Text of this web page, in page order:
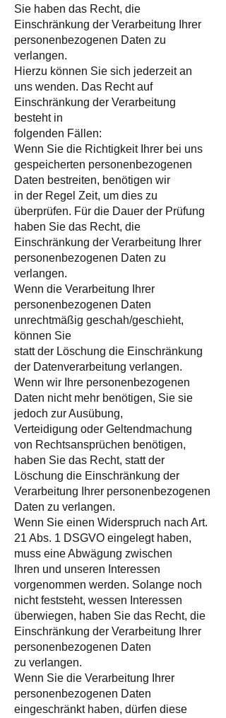
Sie haben das Recht, die
Einschränkung der Verarbeitung Ihrer
personenbezogenen Daten zu
verlangen.
Hierzu können Sie sich jederzeit an
uns wenden. Das Recht auf
Einschränkung der Verarbeitung
besteht in
folgenden Fällen:
Wenn Sie die Richtigkeit Ihrer bei uns
gespeicherten personenbezogenen
Daten bestreiten, benötigen wir
in der Regel Zeit, um dies zu
überprüfen. Für die Dauer der Prüfung
haben Sie das Recht, die
Einschränkung der Verarbeitung Ihrer
personenbezogenen Daten zu
verlangen.
Wenn die Verarbeitung Ihrer
personenbezogenen Daten
unrechtmäßig geschah/geschieht,
können Sie
statt der Löschung die Einschränkung
der Datenverarbeitung verlangen.
Wenn wir Ihre personenbezogenen
Daten nicht mehr benötigen, Sie sie
jedoch zur Ausübung,
Verteidigung oder Geltendmachung
von Rechtsansprüchen benötigen,
haben Sie das Recht, statt der
Löschung die Einschränkung der
Verarbeitung Ihrer personenbezogenen
Daten zu verlangen.
Wenn Sie einen Widerspruch nach Art.
21 Abs. 1 DSGVO eingelegt haben,
muss eine Abwägung zwischen
Ihren und unseren Interessen
vorgenommen werden. Solange noch
nicht feststeht, wessen Interessen
überwiegen, haben Sie das Recht, die
Einschränkung der Verarbeitung Ihrer
personenbezogenen Daten
zu verlangen.
Wenn Sie die Verarbeitung Ihrer
personenbezogenen Daten
eingeschränkt haben, dürfen diese